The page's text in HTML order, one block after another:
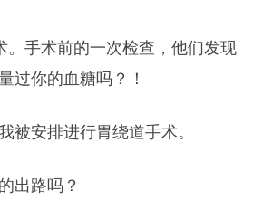
手术前的一次检查，他们发现
过你的血糖吗？！
安排进行胃绕道手术。
出路吗？